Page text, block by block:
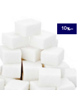
-10%